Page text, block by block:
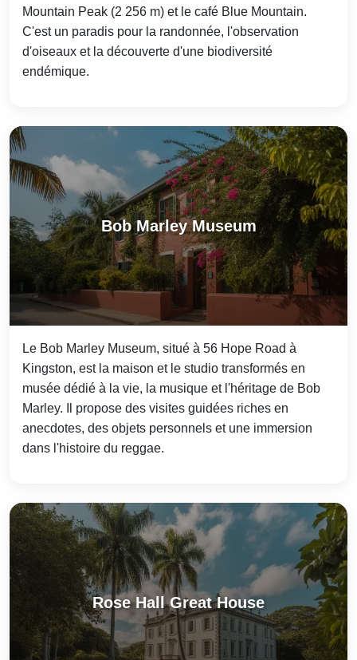
Mountain Peak (2 256 m) et le café Blue Mountain.
C'est un paradis pour la randonnée, l'observation
d'oiseaux et la découverte d'une biodiversité
endémique.
Bob Marley Museum
Le Bob Marley Museum, situé à 56 Hope Road à
Kingston, est la maison et le studio transformés en
musée dédié à la vie, la musique et l'héritage de Bob
Marley. Il propose des visites guidées riches en
anecdotes, des objets personnels et une immersion
dans l'histoire du reggae.
Rose Hall Great House